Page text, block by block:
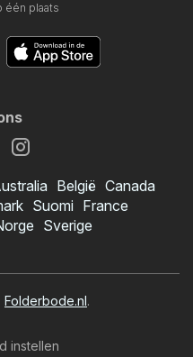
één plaats
België Canada
Suomi France
Sverige
Folderbode.nl.
instellen